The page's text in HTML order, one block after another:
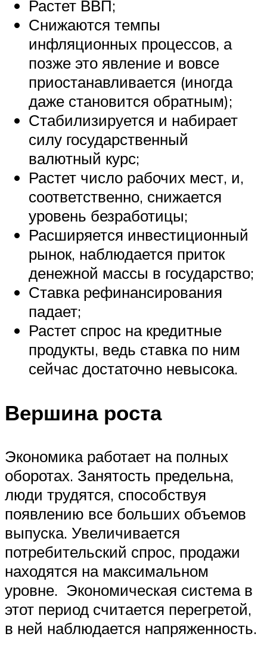
Растет ВВП;
Снижаются темпы
инфляционных процессов, а
позже это явление и вовсе
приостанавливается (иногда
даже становится обратным);
Стабилизируется и набирает
силу государственный
валютный курс;
Растет число рабочих мест, и,
соответственно, снижается
уровень безработицы;
Расширяется инвестиционный
рынок, наблюдается приток
денежной массы в государство;
Ставка рефинансирования
падает;
Растет спрос на кредитные
продукты, ведь ставка по ним
сейчас достаточно невысока.
Вершина роста
Экономика работает на полных
оборотах. Занятость предельна,
люди трудятся, способствуя
появлению все больших объемов
выпуска. Увеличивается
потребительский спрос, продажи
находятся на максимальном
уровне. Экономическая система в
этот период считается перегретой,
в ней наблюдается напряженность.